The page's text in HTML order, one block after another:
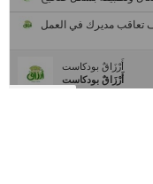
القروي الريادي في الثقافة